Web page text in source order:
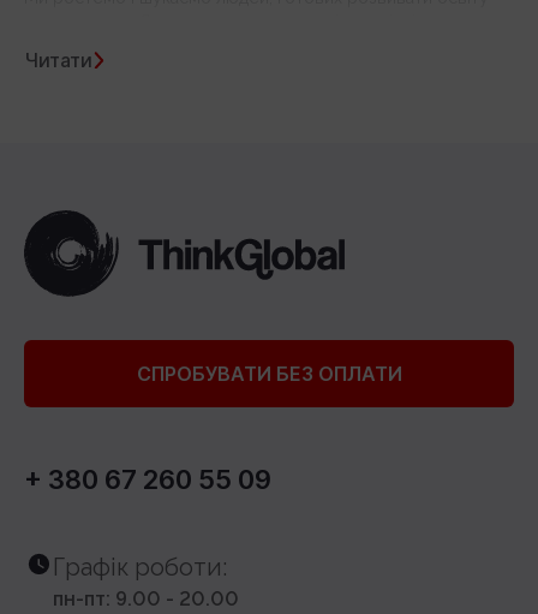
Онлайн – це виклик. Вчити і вчитися дистанційно не
простіше, ніж у традиційній школі. Але саме це робить
процес навчання більш структурованим і ефективним.
Онлайн-класи ThinkGlobal створюють умови для
залучені до процесу, а вчитель контролює кожен етап
уроку, що робить онлайн-освіту результативною і
системність і увага до деталей. Ми використовуємо
методики.
Що отримує кожен співробітник:
Читати
СПРОБУВАТИ БЕЗ ОПЛАТИ
+ 380 67 260 55 09
Графік роботи:
пн-пт: 9.00 - 20.00